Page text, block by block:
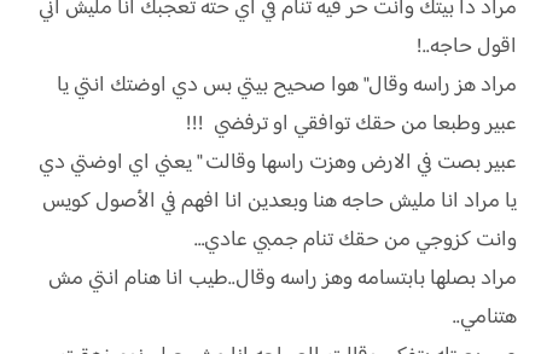
مراد دا بيتك وانت حر فيه تنام في اي حته تعجبك انا مليش اني
اقول حاجه..!
مراد هز راسه وقال" هوا صحيح بيتي بس دي اوضتك انتي يا
عبير وطبعا من حقك توافقي او ترفضي !!!
عبير بصت في الارض وهزت راسها وقالت " يعني اي اوضتي دي
يا مراد انا مليش حاجه هنا وبعدين انا افهم في الأصول كويس
وانت كزوجي من حقك تنام جمبي عادي…
مراد بصلها بابتسامه وهز راسه وقال..طيب انا هنام انتي مش
هتنامي..